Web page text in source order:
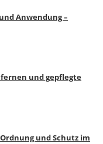
Anwendung –
und gepflegte
und Schutz im